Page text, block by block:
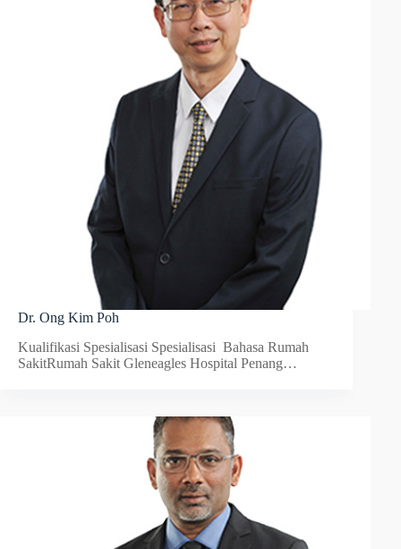
Dr. Ong Kim Poh
Kualifikasi Spesialisasi Spesialisasi Bahasa Rumah
SakitRumah Sakit Gleneagles Hospital Penang…